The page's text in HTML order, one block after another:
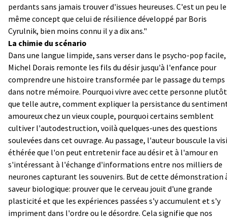
perdants sans jamais trouver d'issues heureuses. C'est un peu le
même concept que celui de résilience développé par Boris
Cyrulnik, bien moins connu il y a dix ans."
La chimie du scénario
Dans une langue limpide, sans verser dans le psycho-pop facile,
Michel Dorais remonte les fils du désir jusqu'à l'enfance pour
comprendre une histoire transformée par le passage du temps
dans notre mémoire. Pourquoi vivre avec cette personne plutôt
que telle autre, comment expliquer la persistance du
amoureux chez un vieux couple, pourquoi certains semblent
cultiver l'autodestruction, voilà quelques-unes des questions
soulevées dans cet ouvrage. Au passage, l'auteur bouscule la
éthérée que l'on peut entretenir face au désir et à l'amour en
s'intéressant à l'échange d'informations entre nos milliers de
neurones capturant les souvenirs. But de cette démonstration
saveur biologique: prouver que le cerveau jouit d'une grande
plasticité et que les expériences passées s'y accumulent et s'y
impriment dans l'ordre ou le désordre. Cela signifie que nos